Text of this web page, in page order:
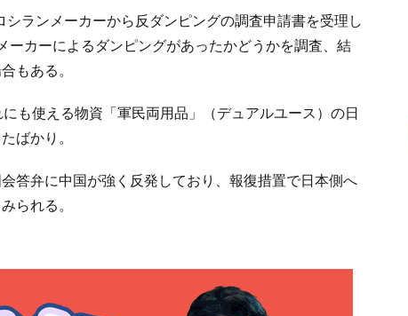
ランメーカーから反ダンピングの調査申請書を受理し
ーカーによるダンピングがあったかどうかを調査、結
もある。
も使える物資「軍民両用品」（デュアルユース）の日
ばかり。
答弁に中国が強く反発しており、報復措置で日本側へ
られる。